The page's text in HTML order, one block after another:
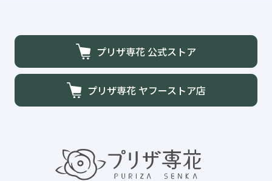
プリザ専花 公式ストア
プリザ専花 ヤフーストア店